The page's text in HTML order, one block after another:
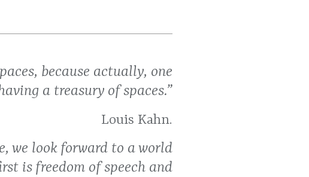
because actually, one
a treasury of spaces.”
Louis Kahn.
we look forward to a world
is freedom of speech and